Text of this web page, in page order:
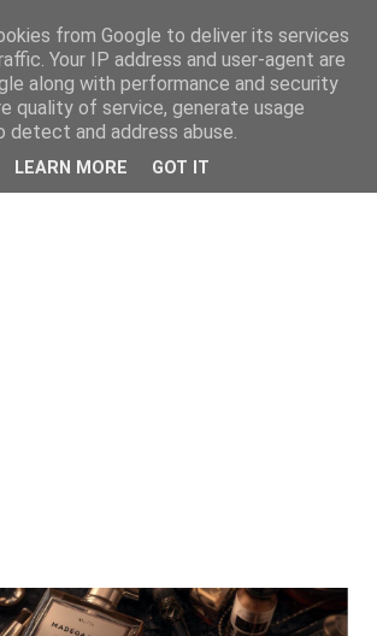
from Google to deliver its services
Your IP address and user-agent are
along with performance and security
quality of service, generate usage
and address abuse.
LEARN MORE GOT IT